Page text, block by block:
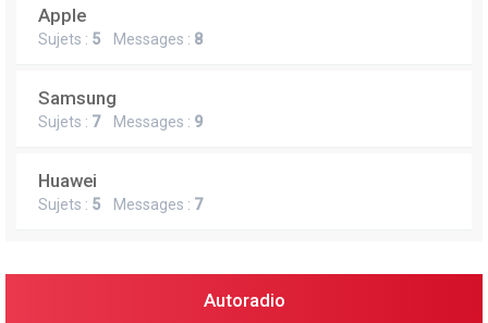
Apple
Sujets : 5 Messages : 8
Samsung
Sujets : 7Messages : 9
Huawei
Sujets : 5 Messages : 7
Autoradio